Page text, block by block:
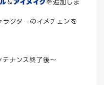
クターのイメチェンを
ナンス終了後～